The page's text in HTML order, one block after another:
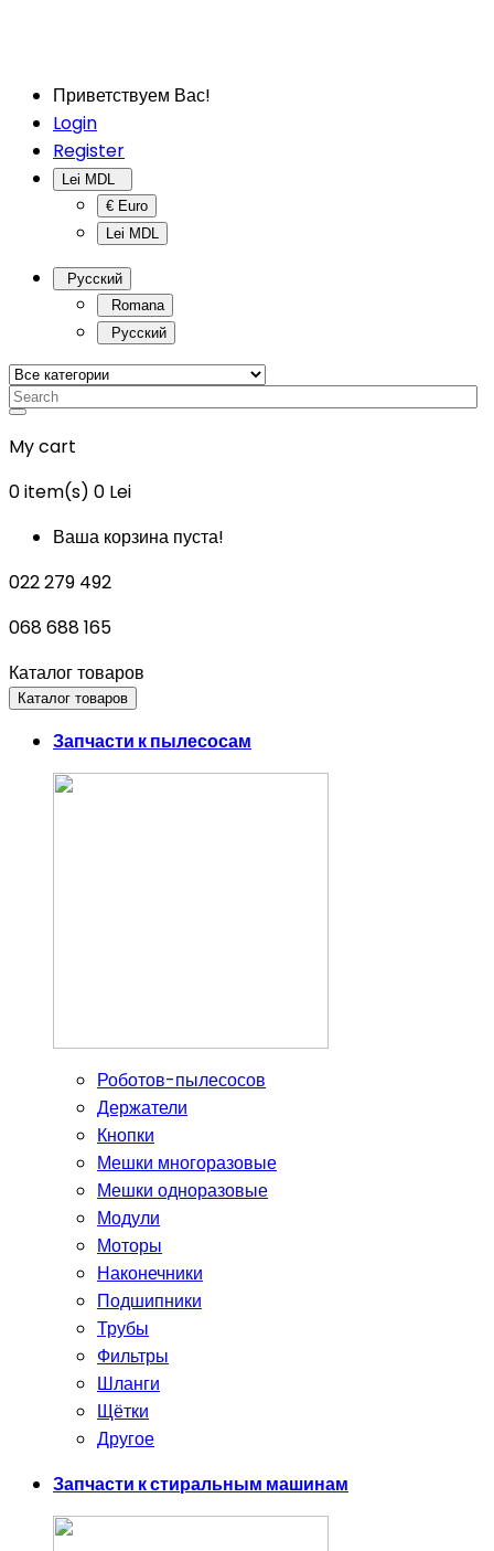
Приветствуем Вас!
Login
Register
€ Euro
Lei MDL
Русский
Romana
Русский
My cart
0item(s) 0 Lei
Ваша корзина пуста!
022 279 492
068 688 165
Каталог товаров
Каталог товаров
Запчасти к пылесосам
Роботов-пылесосов
Держатели
Кнопки
Мешки многоразовые
Мешки одноразовые
Модули
Моторы
Наконечники
Подшипники
Трубы
Фильтры
Шланги
Щётки
Другое
Запчасти к стиральным машинам